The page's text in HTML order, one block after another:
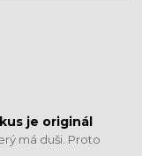
je originál
má duši. Proto